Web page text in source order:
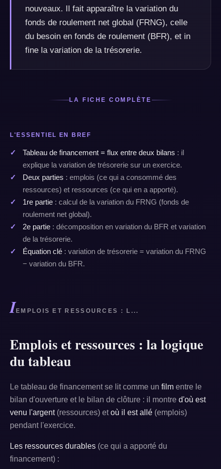
nouveaux. Il fait apparaître la variation du
fonds de roulement net global (FRNG), celle
du besoin en fonds de roulement (BFR), et in
fine la variation de la trésorerie.
LA FICHE COMPLÈTE
L'ESSENTIEL EN BREF
Tableau de financement = flux entre deux bilans : il
explique la variation de trésorerie sur un exercice.
Deux parties : emplois (ce qui a consommé des
ressources) et ressources (ce qui en a apporté).
1re partie : calcul de la variation du FRNG (fonds de
roulement net global).
2e partie : décomposition en variation du BFR et variation
de la trésorerie.
Équation clé : variation de trésorerie = variation du FRNG
− variation du BFR.
IEMPLOIS ET RESSOURCES : L...
Emplois et ressources : la logique
du tableau
Le tableau de financement se lit comme un film entre le
bilan d'ouverture et le bilan de clôture : il montre d'où est
venu l'argent(ressources) etoù il est allé (emplois)
pendant l'exercice.
Les ressources durables (ce qui a apporté du
financement) :